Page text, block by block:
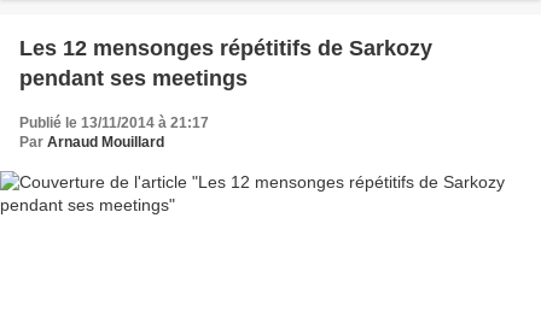
Les 12 mensonges répétitifs de Sarkozy
pendant ses meetings
Publié le 13/11/2014 à 21:17
Par Arnaud Mouillard